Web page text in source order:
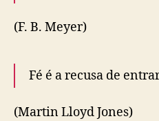
(F. B. Meyer)
Fé é a recusa de
(Martin Lloyd Jones)